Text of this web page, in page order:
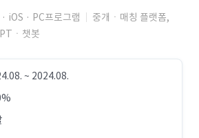
iOS · PC프로그램
중개ㆍ매칭 플랫폼,
ㆍ챗봇
~ 2024.08.